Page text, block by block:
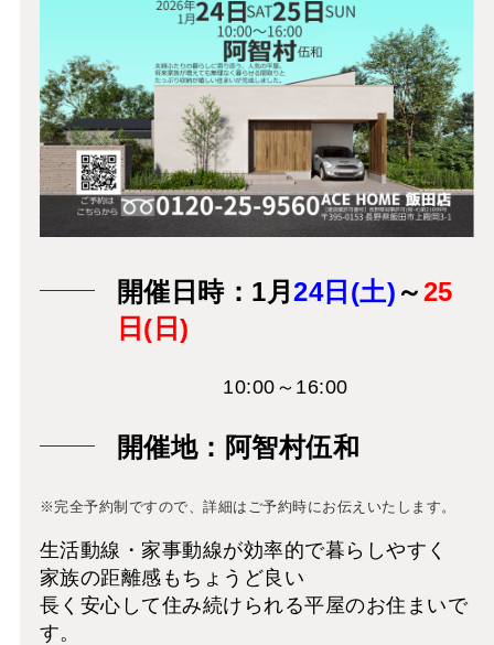
開催日時：1月24日(土) ～25
日(日)
10:00～16:00
開催地：阿智村伍和
※完全予約制ですので、詳細はご予約時にお伝えいたします。
生活動線・家事動線が効率的で暮らしやすく
家族の距離感もちょうど良い
長く安心して住み続けられる平屋のお住まいで
す。